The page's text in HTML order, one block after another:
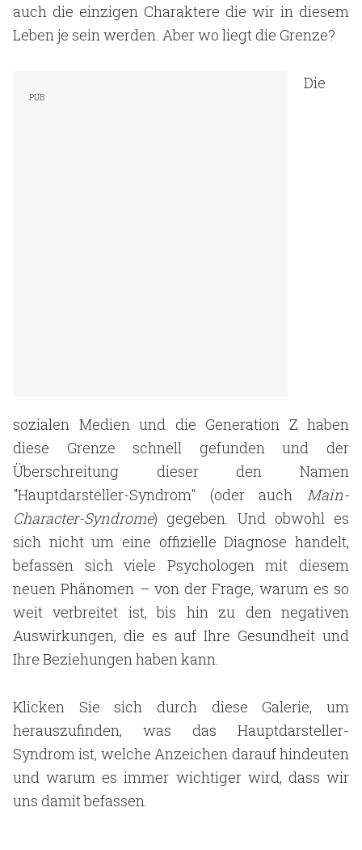
auch die einzigen Charaktere die wir in diesem
Leben je sein werden. Aber wo liegt die Grenze?
Die
sozialen Medien und die Generation Z haben
diese Grenze schnell gefunden und der
Überschreitung dieser den Namen
"Hauptdarsteller-Syndrom" (oder auch Main-
Character-Syndrome) gegeben. Und obwohl es
sich nicht um eine offizielle Diagnose handelt,
befassen sich viele Psychologen mit diesem
neuen Phänomen – von der Frage, warum es so
weit verbreitet ist, bis hin zu den negativen
Auswirkungen, die es auf Ihre Gesundheit und
Ihre Beziehungen haben kann.
Klicken Sie sich durch diese Galerie, um
herauszufinden, was das Hauptdarsteller-
Syndrom ist, welche Anzeichen darauf hindeuten
und warum es immer wichtiger wird, dass wir
uns damit befassen.